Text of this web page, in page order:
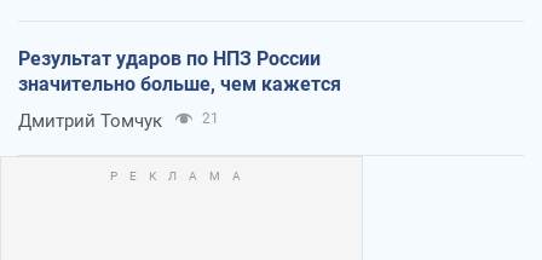
Результат ударов по НПЗ России
значительно больше, чем кажется
Дмитрий Томчук 21